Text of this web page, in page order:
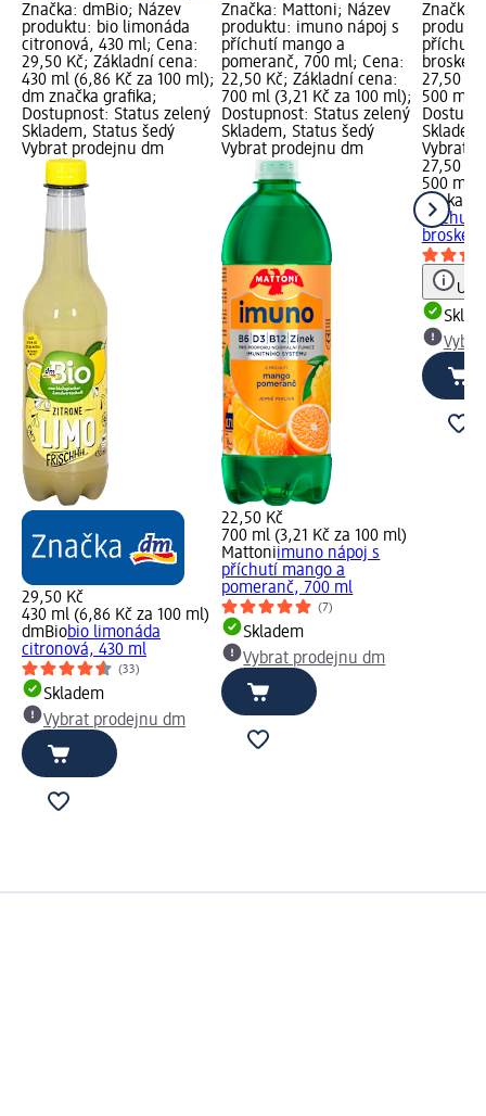
Značka: dmBio; Název
produktu: bio limonáda
citronová, 430 ml; Cena:
29,50 Kč; Základní cena:
430 ml (6,86 Kč za 100 ml);
dm značka grafika;
Dostupnost: Status zelený
Skladem, Status šedý
Vybrat prodejnu dm
29,50 Kč
430 ml (6,86 Kč za 100 ml)
dmBiobio limonáda
citronová, 430 ml
(33)
Skladem
Vybrat prodejnu dm
Značka: Mattoni; Název
produktu: imuno nápoj s
příchutí mango a
pomeranč, 700 ml; Cena:
22,50 Kč; Základní cena:
700 ml (3,21 Kč za 100 ml);
Dostupnost: Status zelený
Skladem, Status šedý
Vybrat prodejnu dm
22,50 Kč
700 ml (3,21 Kč za 100 ml)
Mattoniimuno nápoj s
příchutí mango a
pomeranč, 700 ml
(7)
Skladem
Vybrat prodejnu dm
Značka:
příchutí
27,50
500 ml
Vybrat
27,50 Kč
500 ml
příchutí